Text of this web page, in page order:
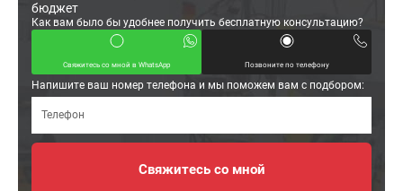
бюджет
Как вам было бы удобнее получить бесплатную консультацию?
Свяжитесь со мной в WhatsApp Позвоните по телефону
Напишите ваш номер телефона и мы поможем вам с подбором: